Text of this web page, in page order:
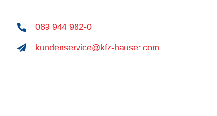
089 944 982-0
kundenservice@kfz-hauser.com